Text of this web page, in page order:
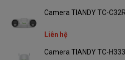
Độ bền và độ tin
TIANDY TC-C320N 2MP được thiết
Camera TIANDY TC-
Liên hệ
Camera TIANDY TC-